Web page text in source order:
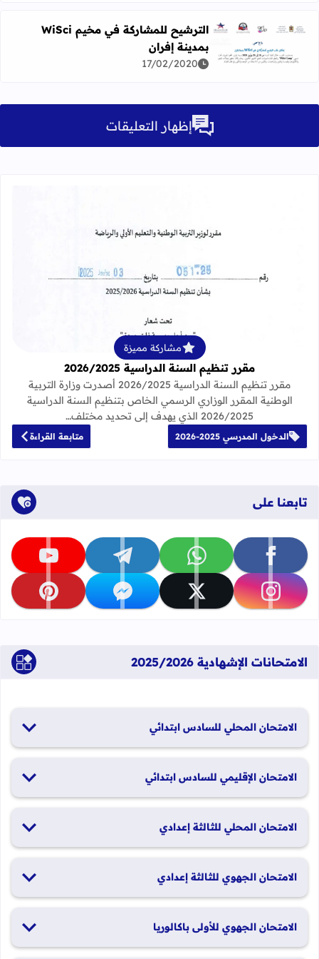
اقرأ المزيد عن الترشيح للمشاركة في مخيم WiSci بمدينة إفران
الترشيح للمشاركة في مخيم WiSci
بمدينة إفران
17/02/2020
إظهار التعليقات
قراءة المزيد عن مقرر تنظيم السنة الدراسية
مشاركة مميزة
مقرر تنظيم السنة الدراسية 2026/2025
مقرر تنظيم السنة الدراسية 2026/2025 أصدرت وزارة التربية
الوطنية المقرر الوزاري الرسمي الخاص بتنظيم السنة الدراسية
2026/2025 الذي يهدف إلى تحديد مختلف…
الدخول المدرسي 2025-2026 متابعة القراءة
تابعنا على
تابعنا على facebook تابعنا على whatsapp تابعنا على telegram تابعنا على youtube
تابعنا على instagram تابعنا على x تابعنا على messenger تابعنا على pinterest
الامتحانات الإشهادية 2025/2026
الامتحان المحلي للسادس ابتدائي
الامتحان الإقليمي للسادس ابتدائي
الامتحان المحلي للثالثة إعدادي
الامتحان الجهوي للثالثة إعدادي
الامتحان الجهوي للأولى باكالوريا